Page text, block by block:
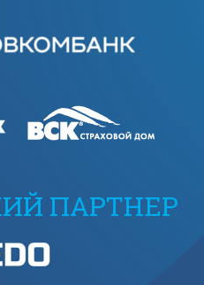
ПАРТНЕР